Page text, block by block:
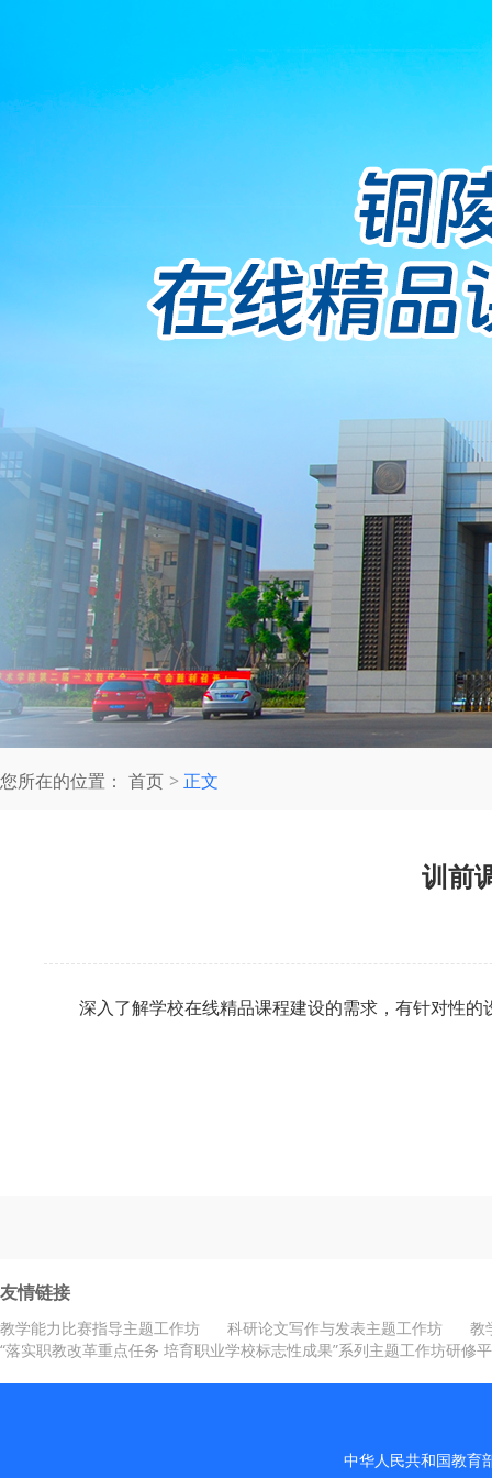
您所在的位置： 首页 正文
训前
深入了解学校在线精品课程建设的需求，有针对性
友情链接
教学能力比赛指导主题工作坊 科研论文写作与发表主题工作坊
教
“落实职教改革重点任务 培育职业学校标志性成果”系列主题工作坊研修
中华人民共和国教育